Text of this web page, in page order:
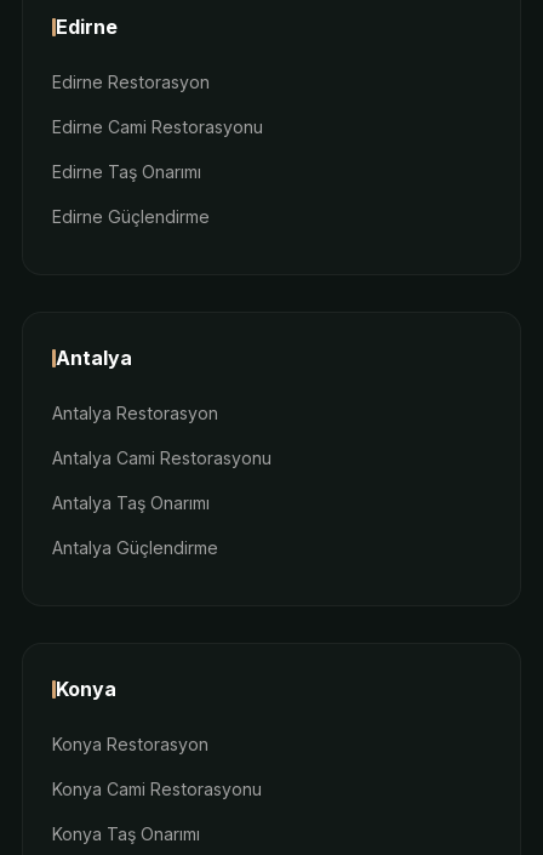
Edirne
Edirne Restorasyon
Edirne Cami Restorasyonu
Edirne Taş Onarımı
Edirne Güçlendirme
Antalya
Antalya Restorasyon
Antalya Cami Restorasyonu
Antalya Taş Onarımı
Antalya Güçlendirme
Konya
Konya Restorasyon
Konya Cami Restorasyonu
Konya Taş Onarımı